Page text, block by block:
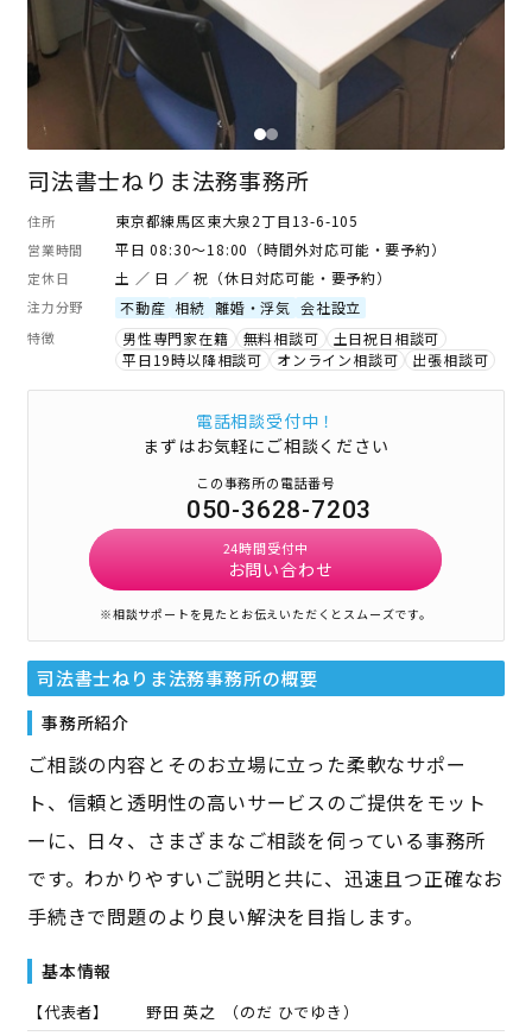
司法書士ねりま法務事務所
住所 東京都練馬区東大泉2丁目13-6-105
営業時間 平日 08:30～18:00（時間外対応可能・要予約）
定休日 土 ／ 日 ／ 祝（休日対応可能・要予約）
注力分野 不動産 相続 離婚・浮気 会社設立
特徴 男性専門家在籍 無料相談可
土日祝日相談可
平日19時以降相談可
オンライン相談可 出張相談可
電話相談受付中！
まずはお気軽にご相談ください
この事務所の電話番号
050-3628-7203
24時間受付中
お問い合わせ
※相談サポートを見たとお伝えいただくとスムーズです。
司法書士ねりま法務事務所の概要
事務所紹介
ご相談の内容とそのお立場に立った柔軟なサポー
ト、信頼と透明性の高いサービスのご提供をモット
ーに、日々、さまざまなご相談を伺っている事務所
です。わかりやすいご説明と共に、迅速且つ正確なお
手続きで問題のより良い解決を目指します。
基本情報
【代表者】 野田 英之 （のだ ひでゆき）